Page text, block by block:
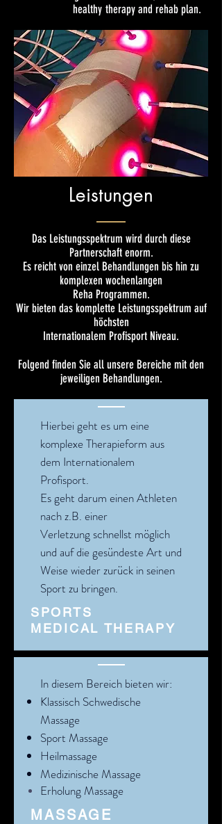
healthy therapy and rehab plan.
Leistungen
Das Leistungsspektrum wird durch diese
Partnerschaft enorm.
Es reicht von einzel Behandlungen bis hin zu
komplexen wochenlangen
Reha Programmen.
Wir bieten das komplette Leistungsspektrum auf
höchsten
Internationalem Profisport Niveau.
Folgend finden Sie all unsere Bereiche mit den
jeweiligen Behandlungen.
Hierbei geht es um eine
komplexe Therapieform aus
dem Internationalem
Profisport.
Es geht darum einen Athleten
nach z.B. einer
Verletzung schnellst möglich
und auf die gesündeste Art und
Weise wieder zurück in seinen
Sport zu bringen.
SPORTS
MEDICAL THERAPY
In diesem Bereich bieten wir:
Klassisch Schwedische
Massage
Sport Massage
Heilmassage
Medizinische Massage
Erholung Massage
MASSAGE